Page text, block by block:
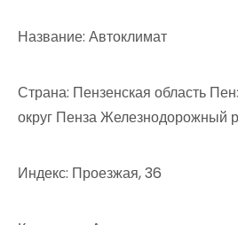
Название: Автоклимат
Страна: Пензенская область
округ Пенза Железнодорожный
Индекс: Проезжая, 36